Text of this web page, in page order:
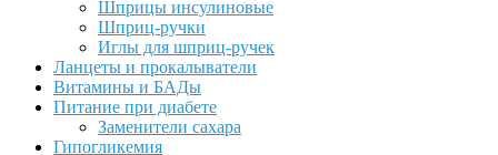
Шприцы инсулиновые
Шприц-ручки
Иглы для шприц-ручек
Ланцеты и прокалыватели
Витамины и БАДы
Питание при диабете
Заменители сахара
Гипогликемия